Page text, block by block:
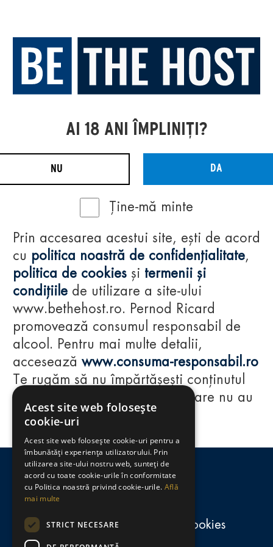
Regulamente
consumă-responsabil.ro
Politica de confidențialitate și cookies
AI 18 ANI ÎMPLINIȚI?
NU DA
Ține-mă minte
Prin accesarea acestui site, ești de acord
cu politica noastră de confidențialitate,
politica de cookies și termenii și
condițiile de utilizare a site-ului
www.bethehost.ro. Pernod Ricard
promovează consumul responsabil de
alcool. Pentru mai multe detalii,
accesează www.consuma-responsabil.ro
Te rugăm să nu împărtășești conținutul
acestui website cu persoane care nu au
împlinit vârsta de 18 ani.
Acest site web folosește
cookie-uri
Acest site web folosește cookie-uri pentru a
îmbunătăți experiența utilizatorului. Prin
utilizarea site-ului nostru web, sunteți de
acord cu toate cookie-urile în conformitate
cu Politica noastră privind cookie-urile. Află
mai multe
STRICT NECESARE